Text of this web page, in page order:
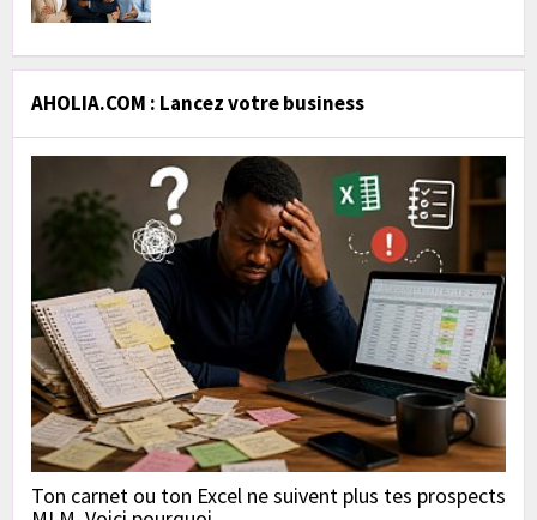
AHOLIA.COM : Lancez votre business
Ton carnet ou ton Excel ne suivent plus tes prospects